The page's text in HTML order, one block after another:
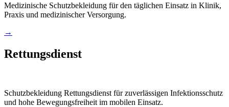
Medizinische Schutzbekleidung für den täglichen Einsatz in Klinik,
Praxis und medizinischer Versorgung.
→
Rettungsdienst
Schutzbekleidung Rettungsdienst für zuverlässigen Infektionsschutz
und hohe Bewegungsfreiheit im mobilen Einsatz.